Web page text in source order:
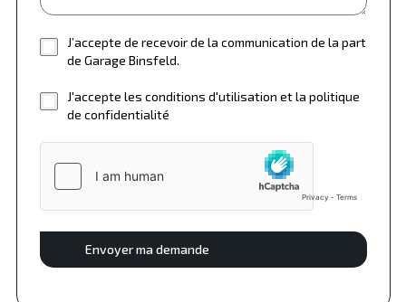
J’accepte de recevoir de la communication de la part
de Garage Binsfeld.
J'accepte les conditions d'utilisation et la politique
de confidentialité
Envoyer ma demande